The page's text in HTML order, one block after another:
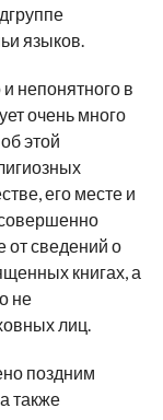
языков.
непонятного в
очень много
этой
его месте и
от сведений о
книгах, а
не
лиц.
поздним
также